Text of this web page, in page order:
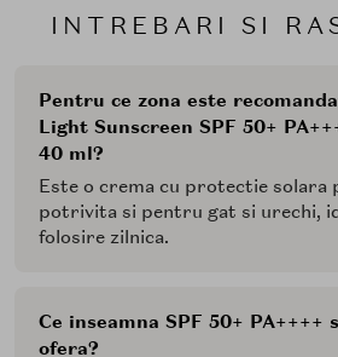
INTREBARI SI
Pentru ce zona este
Light Sunscreen SPF 50+
40 ml?
Este o crema cu protectie solara
potrivita si pentru gat si urechi,
folosire zilnica.
Ce inseamna SPF 50+ PA++++
ofera?